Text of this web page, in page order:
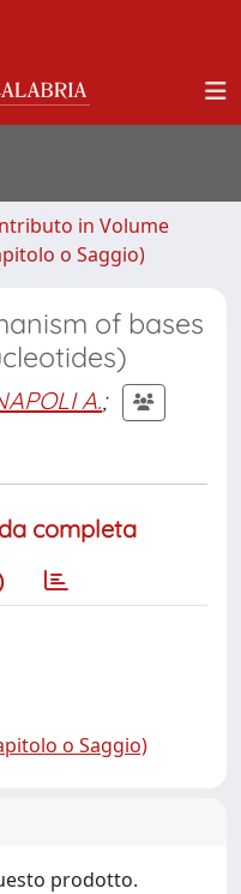
in Volume
o Saggio)
of bases
A.;
completa
o Saggio)
prodotto.